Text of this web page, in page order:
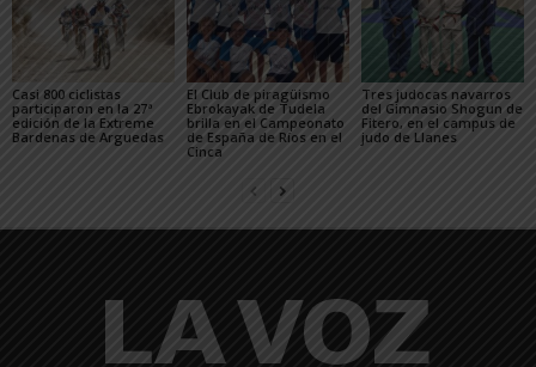
Casi 800 ciclistas
participaron en la 27ª
edición de la Extreme
Bardenas de Arguedas
El Club de piragüismo
Ebrokayak de Tudela
brilla en el Campeonato
de España de Ríos en el
Cinca
Tres judocas navarros
del Gimnasio Shogun de
Fitero, en el campus de
judo de Llanes